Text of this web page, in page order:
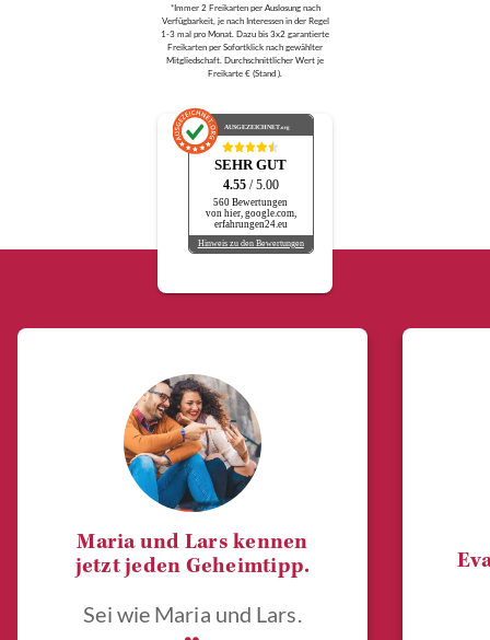
*Immer 2 Freikarten per Auslosung nach
Verfügbarkeit, je nach Interessen in der Regel
1-3 mal pro Monat. Dazu bis 3x2 garantierte
Freikarten per Sofortklick nach gewählter
Mitgliedschaft. Durchschnittlicher Wert je
Freikarte € (Stand ).
AUSGEZEICHNET.org
SEHR GUT
4.55 / 5.00
560 Bewertungen
von hier, google.com,
erfahrungen24.eu
Hinweis zu den Bewertungen
Maria und Lars kennen
jetzt jeden Geheimtipp.
Sei wie Maria und Lars.